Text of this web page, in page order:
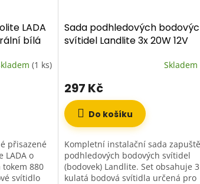
LADA
bílá
(1 ks)
přisazené
LADA o
880
svítidlo
Sada podhledových
svítidel Landlite 3x 20W 12V
Skladem
297 Kč
Do košíku
Kompletní instalační sada
podhledových bodových svítidel
(bodovek) Landlite. Set obsahuje 3
kulatá bodová svítidla určená pro